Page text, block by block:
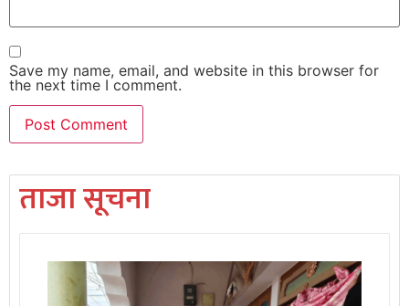
Save my name, email, and website in this browser for
the next time I comment.
ताजा सूचना